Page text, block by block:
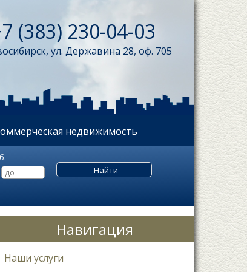
(383) 230-04-03
ул. Державина 28, оф. 705
недвижимость
Навигация
Наши услуги